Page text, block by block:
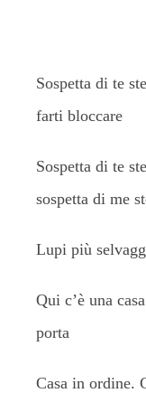
Sospetta di te
farti bloccare
Sospetta di te
sospetta di me
Lupi più
Qui c’è una
porta
Casa in ordine.